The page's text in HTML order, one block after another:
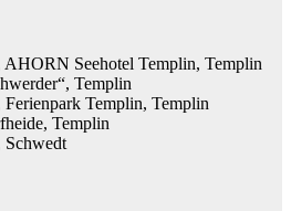
AHORN Seehotel Templin, Templin
Templin
Ferienpark Templin, Templin
Templin
Schwedt